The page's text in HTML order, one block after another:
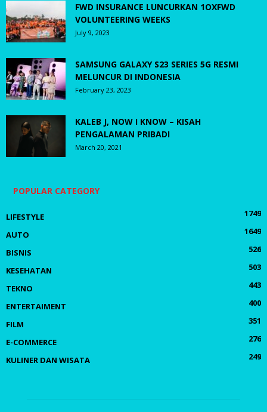
FWD INSURANCE LUNCURKAN 1OXFWD
VOLUNTEERING WEEKS
July 9, 2023
SAMSUNG GALAXY S23 SERIES 5G RESMI
MELUNCUR DI INDONESIA
February 23, 2023
KALEB J, NOW I KNOW – KISAH
PENGALAMAN PRIBADI
March 20, 2021
POPULAR CATEGORY
LIFESTYLE
1749
AUTO
1649
BISNIS
526
KESEHATAN
503
TEKNO
443
ENTERTAIMENT
400
FILM
351
E-COMMERCE
276
KULINER DAN WISATA
249